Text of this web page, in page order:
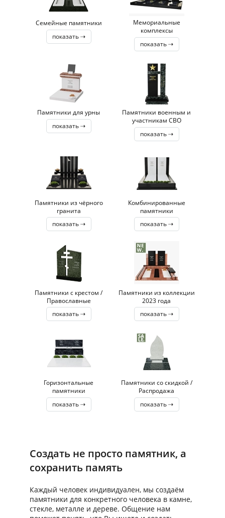
Семейные памятники
показать ⇢
Мемориальные
комплексы
показать ⇢
Памятники для урны
показать ⇢
Памятники военным и
участникам СВО
показать ⇢
Памятники из чёрного
гранита
показать ⇢
Комбинированные
памятники
показать ⇢
Памятники с крестом /
Православные
показать ⇢
Памятники из коллекции
2023 года
показать ⇢
Горизонтальные
памятники
показать ⇢
Памятники со скидкой /
Распродажа
показать ⇢
Создать не просто памятник, а
сохранить память
Каждый человек индивидуален, мы создаём
памятники для конкретного человека в камне,
стекле, металле и дереве. Общение нам